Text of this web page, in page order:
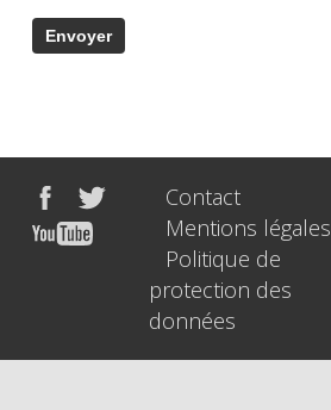
Contact
Mentions légales
Politique de
protection des
données